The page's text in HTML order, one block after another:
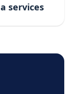
a services